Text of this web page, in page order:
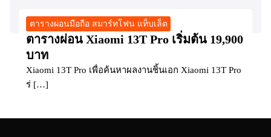
ตารางผ่อนมือถือ สมาร์ทโฟน แท็บเล็ต
ตารางผ่อน Xiaomi 13T Pro เริ่มต้น 19,900
บาท
Xiaomi 13T Pro เพื่อค้นหาผลงานชิ้นเอก Xiaomi 13T Pro
ร่ […]